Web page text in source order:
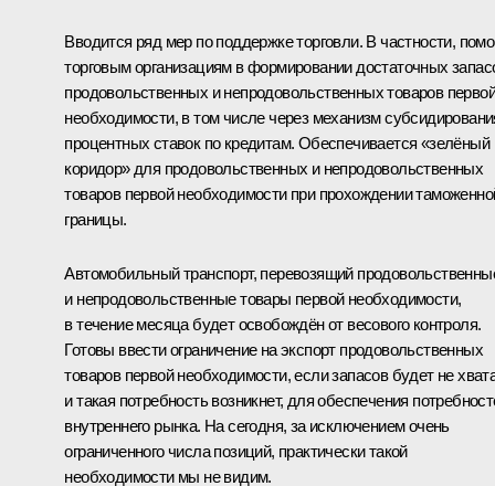
Вводится ряд мер по поддержке торговли. В частности,
торговым организациям в формировании достаточных
продовольственных и непродовольственных товаров первой
необходимости, в том числе через механизм
процентных ставок по кредитам. Обеспечивается «зелёный
коридор» для продовольственных и непродовольственных
товаров первой необходимости при прохождении
границы.
Автомобильный транспорт, перевозящий
и непродовольственные товары первой необходимости,
в течение месяца будет освобождён от весового контроля.
Готовы ввести ограничение на экспорт продовольственных
товаров первой необходимости, если запасов будет не
и такая потребность возникнет, для обеспечения
внутреннего рынка. На сегодня, за исключением очень
ограниченного числа позиций, практически такой
необходимости мы не видим.